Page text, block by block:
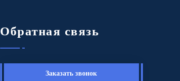
Обратная связь
Заказать звонок